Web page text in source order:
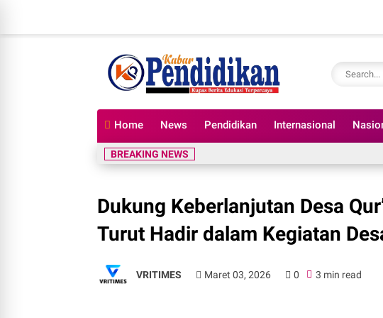
Home News Pendidikan Internasional
BREAKING NEWS
Dukung Keberlanjutan Desa
Turut Hadir dalam Kegiatan
VRITIMES Maret 03, 2026 0 3 min read